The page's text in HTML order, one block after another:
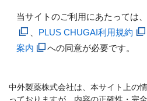
当サイトのご利用にあたっては、
PLUS CHUGAI利用規約
案内
への同意が必要です。
中外製薬株式会社は、本サイト上の
っておりますが、内容の正確性・完